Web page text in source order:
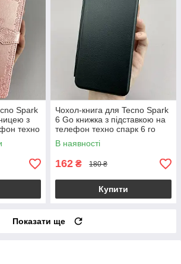
Spark
з
техно
Чохол-книга для Tecno Spark
6 Go книжка з підставкою на
телефон техно спарк 6 го
чорна stn
В наявності
162 ₴ 180 ₴
Купити
Показати ще